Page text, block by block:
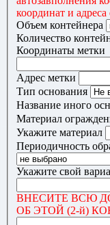
координат и адреса
Объем контейнера
Количество
Координаты метки
Адрес метки
Тип основания
Название иного
Материал
Укажите материал
Периодичность
Укажите свой
ВНЕСИТЕ ВСЮ
ОБ ЭТОЙ (2-й)